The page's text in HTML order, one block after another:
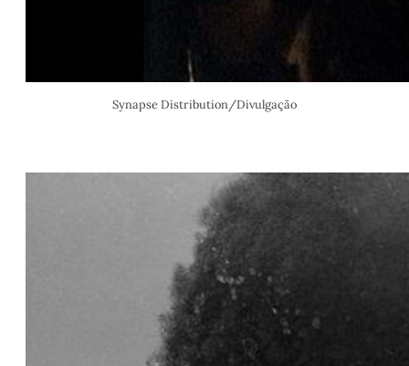
Synapse Distribution/Divulgação